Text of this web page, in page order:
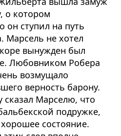
о котором
он ступил на путь
Марсель не хотел
вынужден был
Любовником Робера
возмущало
верность барону.
сказал Марселю, что
подружке,
состояние.